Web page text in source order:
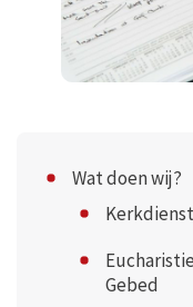
Wat doen wij?
Gebed